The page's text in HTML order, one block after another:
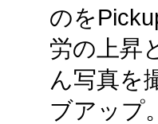
のを
労の上昇
ん写真を
ブアップ。